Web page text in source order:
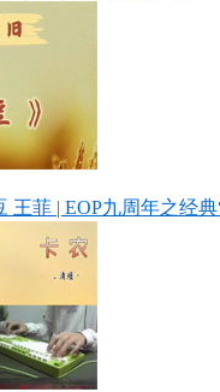
王菲 | EOP九周年之经典